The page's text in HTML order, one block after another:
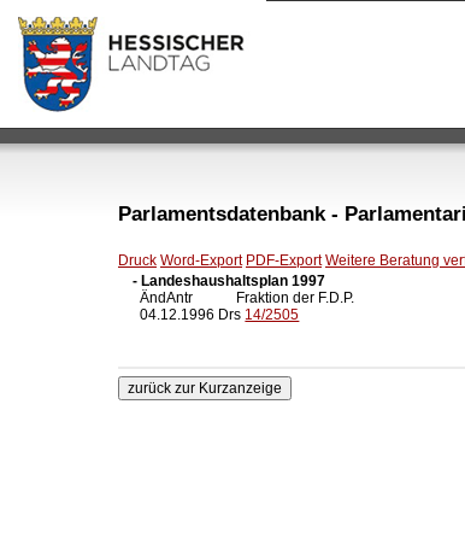
Parlamentsdatenbank -
Druck Word-Export PDF-Export Weitere Beratung
- Landeshaushaltsplan 1997
ÄndAntr            Fraktion der F.D.P.
  04.12.1996 Drs
14/2505